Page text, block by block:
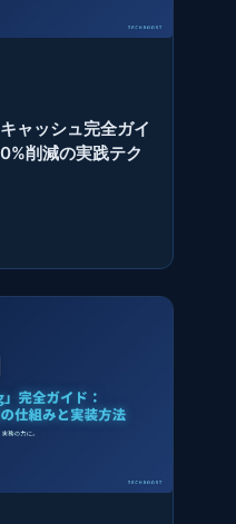
ャッシュ完全ガイ
削減の実践テク